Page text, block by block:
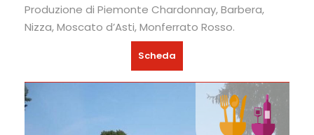
Produzione di Piemonte Chardonnay, Barbera,
Nizza, Moscato d’Asti, Monferrato Rosso.
Scheda